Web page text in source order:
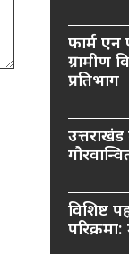
फार्म
ग्रामीण
प्रतिभाग
उत्तराखंड
विशिष्ट